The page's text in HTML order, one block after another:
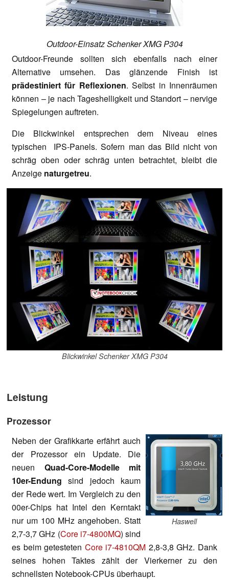
Outdoor-Einsatz Schenker XMG P304
Outdoor-Freunde sollten sich ebenfalls nach einer
Alternative umsehen. Das glänzende Finish ist
prädestiniert für Reflexionen. Selbst in Innenräumen
können – je nach Tageshelligkeit und Standort – nervige
Spiegelungen auftreten.
Die Blickwinkel entsprechen dem Niveau eines
typischen IPS-Panels. Sofern man das Bild nicht von
schräg oben oder schräg unten betrachtet, bleibt die
Anzeige naturgetreu.
Blickwinkel Schenker XMG P304
Leistung
Prozessor
Haswell
Neben der Grafikkarte erfährt auch
der Prozessor ein Update. Die
neuen Quad-Core-Modelle mit
10er-Endung sind jedoch kaum
der Rede wert. Im Vergleich zu den
00er-Chips hat Intel den Kerntakt
nur um 100 MHz angehoben. Statt
2,7-3,7 GHz (Core i7-4800MQ) sind
es beim getesteten Core i7-4810QM 2,8-3,8 GHz. Dank
seines hohen Taktes zählt der Vierkerner zu den
schnellsten Notebook-CPUs überhaupt.